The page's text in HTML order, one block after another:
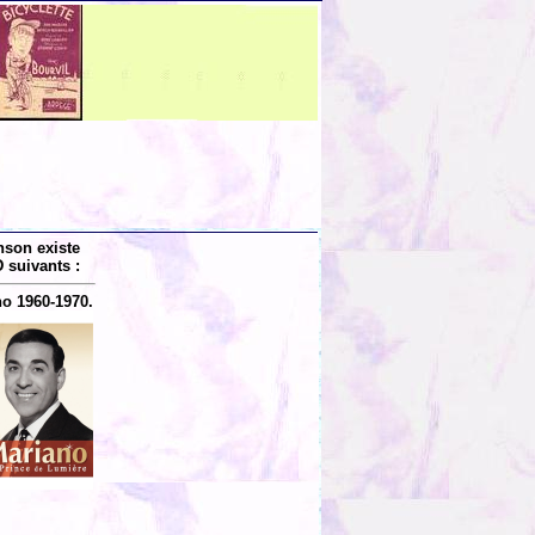
existe
suivants :
1960-1970.